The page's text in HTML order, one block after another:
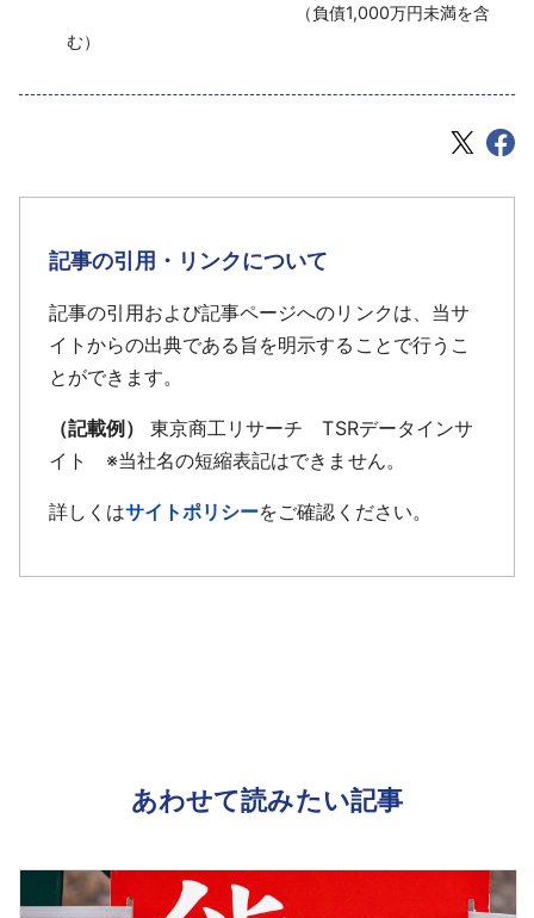
‌ （負債1,000万円未満を含
む）
記事の引用・リンクについて
記事の引用および記事ページへのリンクは、当サ
イトからの出典である旨を明示することで行うこ
とができます。
（記載例）
東京商工リサーチ TSRデータインサ
イト ※当社名の短縮表記はできません。
詳しくはサイトポリシーをご確認ください。
あわせて読みたい記事